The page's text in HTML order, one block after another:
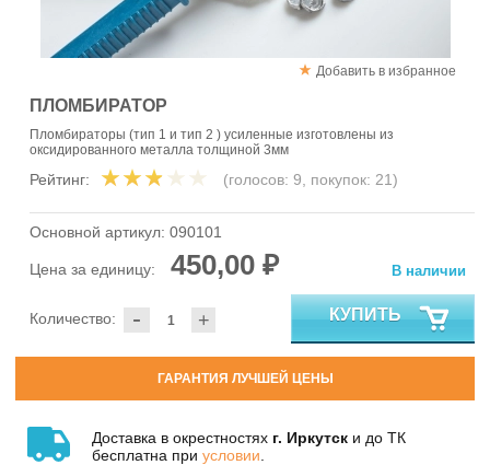
Добавить в избранное
ПЛОМБИРАТОР
Пломбираторы (тип 1 и тип 2 ) усиленные изготовлены из
оксидированного металла толщиной 3мм
Рейтинг: (голосов: 9, покупок: 21)
Основной артикул: 090101
Цена за единицу: 450,00 ₽
- +
Количество:
В наличии
КУПИТЬ
ГАРАНТИЯ ЛУЧШЕЙ ЦЕНЫ
Доставка в окрестностях г. Иркутск и до ТК
бесплатна при условии